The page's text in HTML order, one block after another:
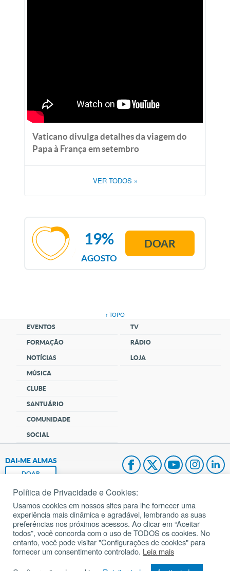
Vaticano divulga detalhes da viagem do
Papa à França em setembro
VER TODOS »
AGOSTO
19% DOAR
↑ TOPO
EVENTOS
FORMAÇÃO
NOTÍCIAS
MÚSICA
CLUBE
SANTUÁRIO
COMUNIDADE
SOCIAL
TV
RÁDIO
LOJA
DAI-ME ALMAS
DOAR
Fundação João Paulo II
Pedido de Oração
Mapa do site
Política de Privacidade e Cookies:
Usamos cookies em nossos sites para lhe fornecer uma
experiência mais dinâmica e agradável, lembrando as suas
preferências nos próximos acessos. Ao clicar em “Aceitar
todos”, você concorda com o uso de TODOS os cookies. No
entanto, você pode visitar "Configurações de cookies" para
fornecer um consentimento controlado. Leia mais